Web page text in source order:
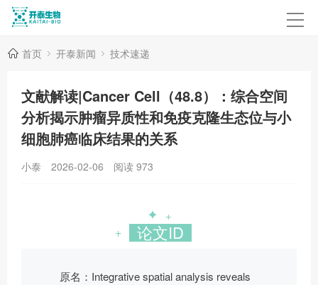
首页 开泰新闻 技术速递
文献解读|Cancer Cell（48.8）：综合空间
分析揭示肿瘤异质性和免疫克隆生态位与小
细胞肺癌临床结果的关系
小泰 2026-02-06 阅读 973
✦ +
+ 论文ID
原名：Integrative spatial analysis reveals